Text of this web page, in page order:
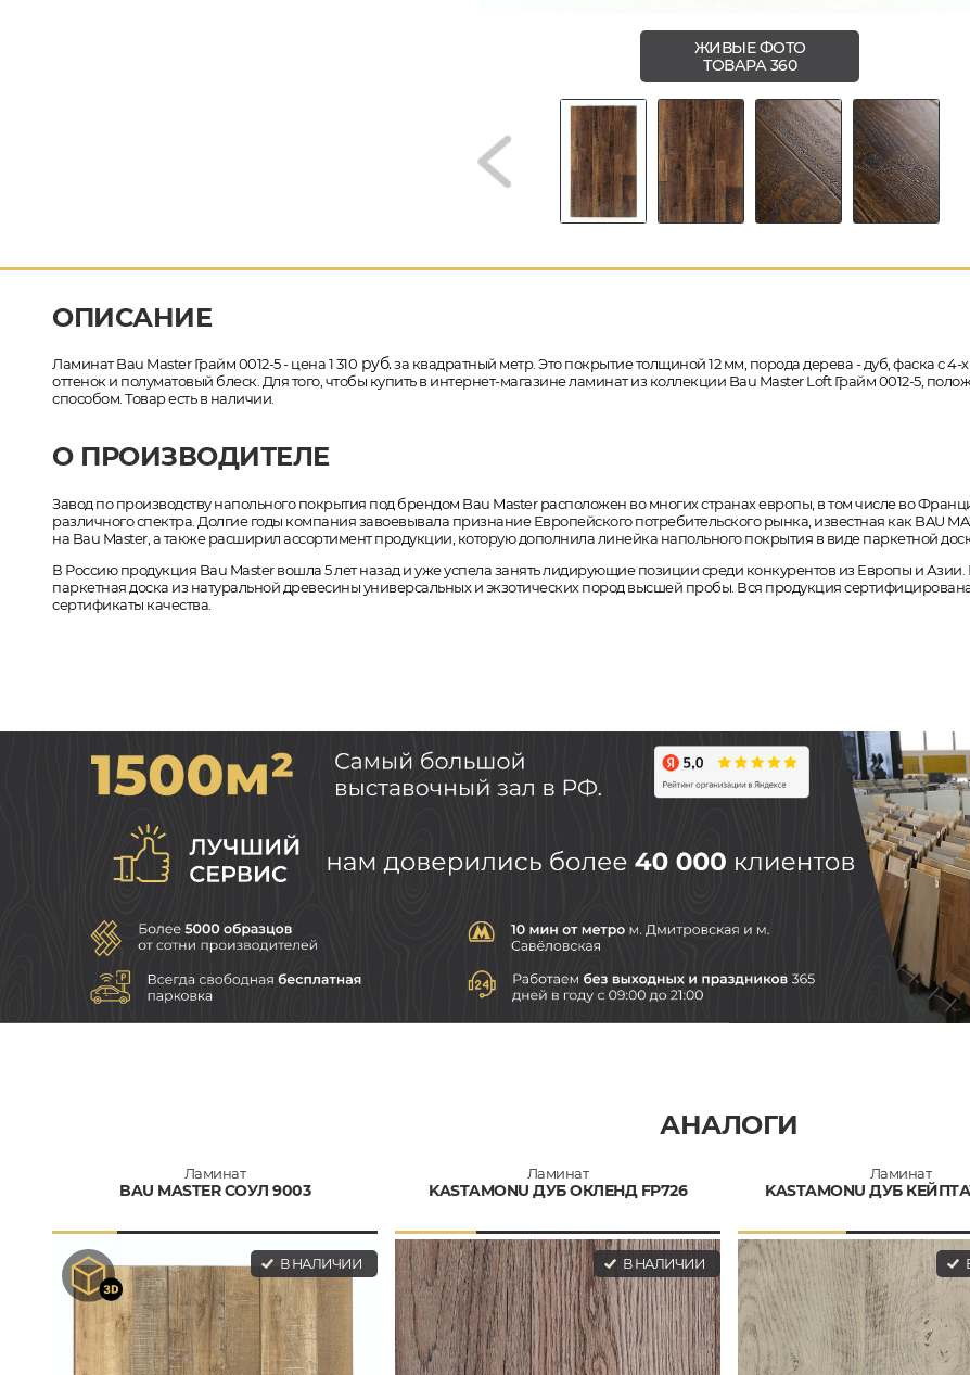
ЖИВЫЕ ФОТО
ТОВАРА 360
ОПИСАНИЕ
Ламинат Bau Master Грайм 0012-5 - цена 1 310 руб.за квадратный метр. Это покрытие толщиной 12 мм, порода дерева - дуб, фаска с
оттенок и полуматовый блеск. Для того, чтобы купить в интернет-магазине ламинат из коллекции Bau Master Loft Грайм 0012-5,
способом. Товар есть в наличии.
О ПРОИЗВОДИТЕЛЕ
Завод по производству напольного покрытия под брендом Bau Master расположен во многих странах европы, в том числе во
различного спектра. Долгие годы компания завоевывала признание Европейского потребительского рынка, известная как BAU
на Bau Master, а также расширил ассортимент продукции, которую дополнила линейка напольного покрытия в виде паркетной
В Россию продукция Bau Master вошла 5 лет назад и уже успела занять лидирующие позиции среди конкурентов из Европы и
паркетная доска из натуральной древесины универсальных и экзотических пород высшей пробы. Вся продукция
сертификаты качества.
АНАЛОГИ
Ламинат
BAU MASTER СОУЛ 9003
В НАЛИЧИИ
Ламинат
KASTAMONU ДУБ ОКЛЕНД FP726
В НАЛИЧИИ
Ламинат
KASTAMONU ДУБ